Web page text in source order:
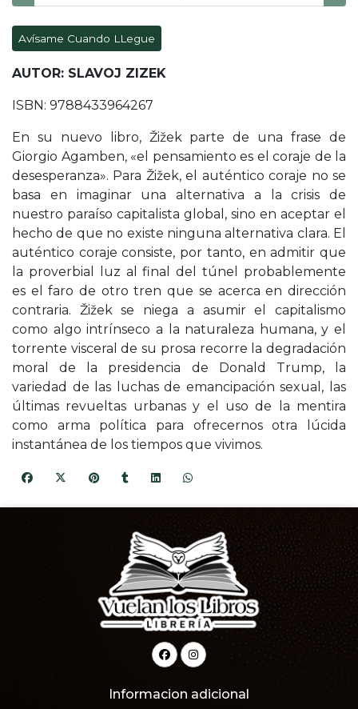
Avísame Cuando LLegue
AUTOR: SLAVOJ ZIZEK
ISBN: 9788433964267
En su nuevo libro, Žižek parte de una frase de
Giorgio Agamben, «el pensamiento es el coraje de la
desesperanza». Para Žižek, el auténtico coraje no se
basa en imaginar una alternativa a la crisis de
nuestro paraíso capitalista global, sino en aceptar el
hecho de que no existe ninguna alternativa clara. El
auténtico coraje consiste, por tanto, en admitir que
la proverbial luz al final del túnel probablemente
es el faro de otro tren que se acerca en dirección
contraria. Žižek se niega a asumir el capitalismo
como algo intrínseco a la naturaleza humana, y el
torrente visceral de su prosa recorre la degradación
moral de la presidencia de Donald Trump, la
variedad de las luchas de emancipación sexual, las
últimas revueltas urbanas y el uso de la mentira
como arma política para ofrecernos otra lúcida
instantánea de los tiempos que vivimos.
Informacion adicional